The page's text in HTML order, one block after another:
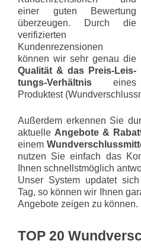
einer guten Bewertung
überzeugen. Durch die
verifizierten
Kundenrezensionen
können wir sehr genau die
Qualität & das Preis-Leis­
tungs-Ver­hält­nis eines
Produktest
Außerdem erkennen Sie
aktuelle Angebote &
einem
nutzen Sie einfach das
Ihnen schnellstmöglich
Unser System updatet
Tag, so können wir Ihnen
Angebote zeigen zu können.
TOP 20